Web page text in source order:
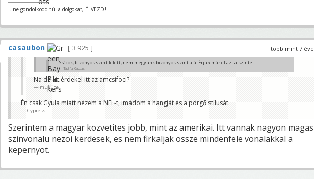
...ne gondolkodd túl a dolgokat, ÉLVEZD!
több mint 7 éve
casaubon 3 925
Srácok, bizonyos szint felett, nem megyünk bizonyos szint alá. Érjük már el azt a szintet.
Tactful Cactus
Ok, én megígérem, hogy a Saints meccsen kizárólag magasröptű, rendkívül komplex játékelemzést fogok
bemutatni minden kommentemben.
Na de kit érdekel itt az amcsifoci?
mukijoe
Én csak Gyula miatt nézem a NFL-t, imádom a hangját és a pörgő stílusát.
Cypress
Szerintem a magyar kozvetites jobb, mint az amerikai. Itt vannak nagyon magas
szinvonalu nezoi kerdesek, es nem firkaljak ossze mindenfele vonalakkal a
kepernyot.